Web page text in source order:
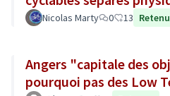
Nicolas Marty 0 13
Angers "capitale des
pourquoi pas des Low